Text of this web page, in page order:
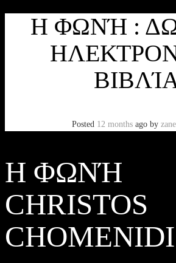
Η ΦΩΝΉ :
Posted 12 months ago by
Η ΦΩΝΉ
CHRISTOS